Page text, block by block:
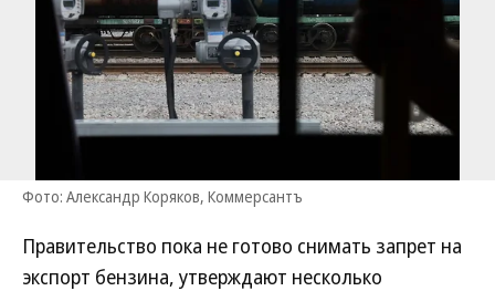
Фото: Александр Коряков, Коммерсантъ
Правительство пока не готово снимать запрет на
экспорт бензина, утверждают несколько